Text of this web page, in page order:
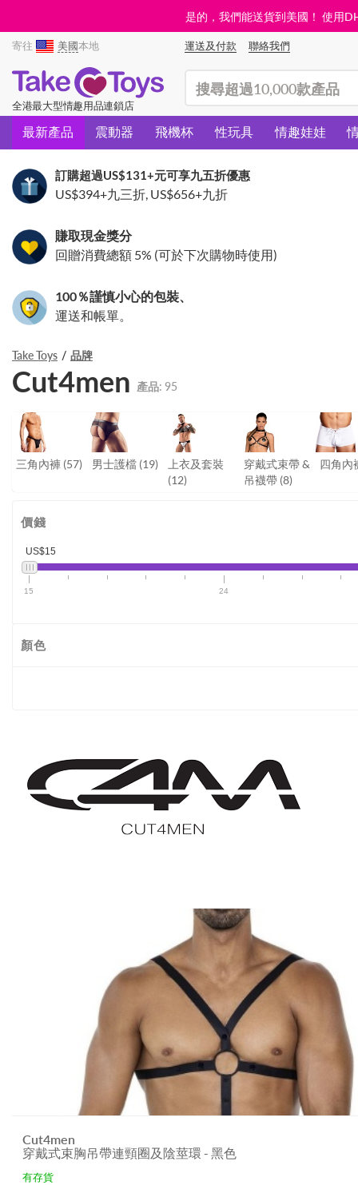
是的，我們能送貨到美國！ 使用
寄往 美國本地 運送及付款 聯絡我們
全港最大型情趣用品連鎖店
最新產品 震動器 飛機杯 性玩具 情趣娃娃
訂購超過US$131+元可享九五折優惠
US$394+九三折, US$656+九折
賺取現金獎分
回贈消費總額 5% (可於下次購物時使用)
100％謹慎小心的包裝、
運送和帳單。
Take Toys 品牌
Cut4men 產品: 95
三角內褲 (57) 男士護檔 (19)
上衣及套裝
(12)
穿戴式束帶 &
吊襪帶 (8)
四角內
價錢
US$15
15 24
顏色
Cut4men
穿戴式束胸吊帶連頸圈及陰莖環 - 黑色
有存貨